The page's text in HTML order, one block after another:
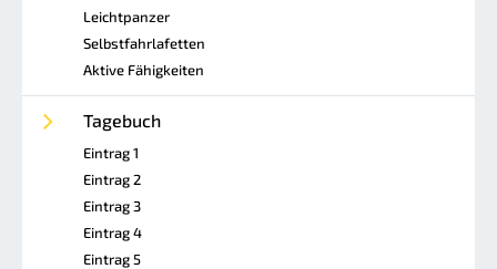
Leichtpanzer
Selbstfahrlafetten
Aktive Fähigkeiten
Tagebuch
Eintrag 1
Eintrag 2
Eintrag 3
Eintrag 4
Eintrag 5